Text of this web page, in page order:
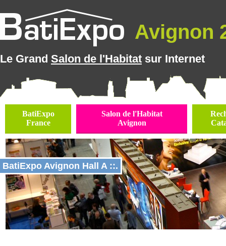
Avignon
Le Grand Salon de l'Habitat sur Internet
BatiExpo
France
Salon de l'Habitat
Avignon
BatiExpo Avignon Hall A ::.